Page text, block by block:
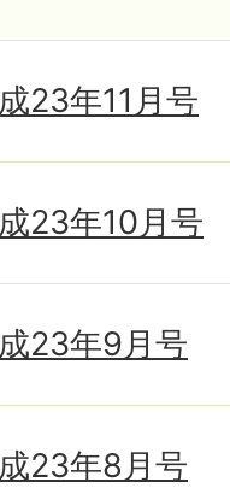
23年11月号
23年10月号
23年9月号
23年8月号